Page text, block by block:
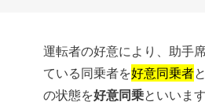
運転者の好意により、助手
ている同乗者を好意同乗者
の状態を好意同乗といいます